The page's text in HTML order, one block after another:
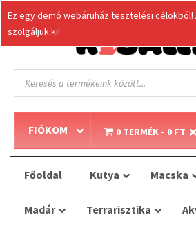
Products
search
FIÓKOM 0 TERMÉK 0 FT
Főoldal Kutya Macska
Madár Terrarisztika
Ez egy demó webáruház tesztelési
szolgáljuk ki!